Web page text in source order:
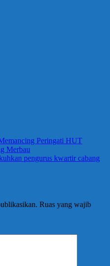
Peringati HUT
Merbau
pengurus kwartir cabang
Ruas yang wajib